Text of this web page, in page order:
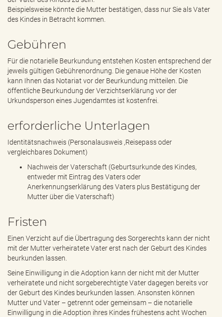
Beispielsweise könnte die Mutter bestätigen, dass nur Sie als Vater
des Kindes in Betracht kommen.
Gebühren
Für die notarielle Beurkundung entstehen Kosten entsprechend der
jeweils gültigen Gebührenordnung. Die genaue Höhe der Kosten
kann Ihnen das Notariat vor der Beurkundung mitteilen. Die
öffentliche Beurkundung der Verzichtserklärung vor der
Urkundsperson eines Jugendamtes ist kostenfrei.
erforderliche Unterlagen
Identitätsnachweis (Personalausweis ,Reisepass oder
vergleichbares Dokument)
Nachweis der Vaterschaft (Geburtsurkunde des Kindes,
entweder mit Eintrag des Vaters oder
Anerkennungserklärung des Vaters plus Bestätigung der
Mutter über die Vaterschaft)
Fristen
Einen Verzicht auf die Übertragung des Sorgerechts kann der nicht
mit der Mutter verheiratete Vater erst nach der Geburt des Kindes
beurkunden lassen.
Seine Einwilligung in die Adoption kann der nicht mit der Mutter
verheiratete und nicht sorgeberechtigte Vater dagegen bereits vor
der Geburt des Kindes beurkunden lassen. Ansonsten können
Mutter und Vater – getrennt oder gemeinsam – die notarielle
Einwilligung in die Adoption ihres Kindes frühestens acht Wochen